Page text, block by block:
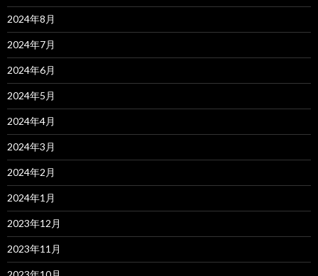
2024年8月
2024年7月
2024年6月
2024年5月
2024年4月
2024年3月
2024年2月
2024年1月
2023年12月
2023年11月